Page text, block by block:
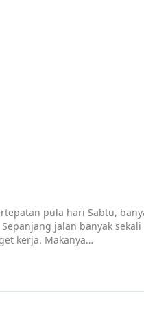
pula hari Sabtu,
jalan banyak sekali
kerja. Makanya…